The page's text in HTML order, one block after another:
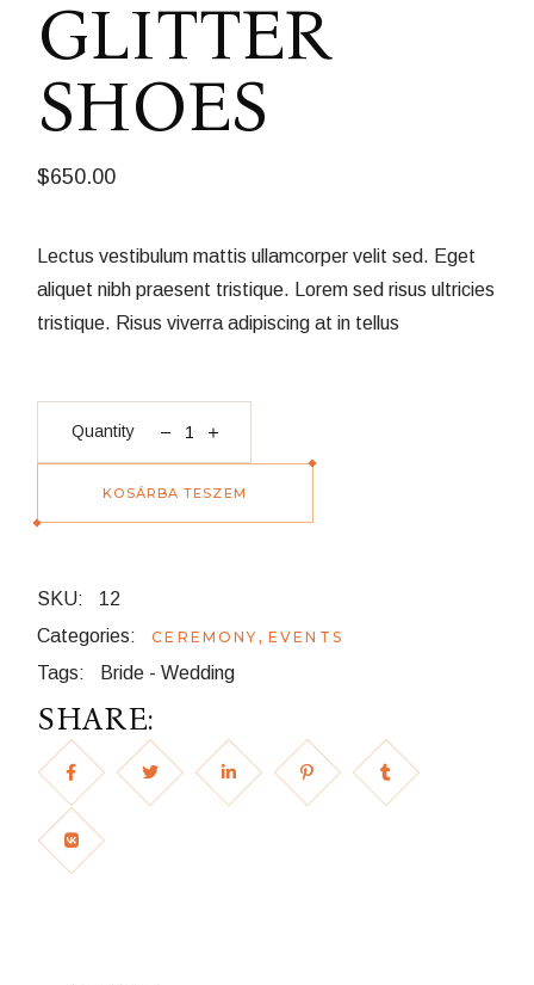
GLITTER
SHOES
$650.00
Lectus vestibulum mattis ullamcorper velit sed. Eget
aliquet nibh praesent tristique. Lorem sed risus ultricies
tristique. Risus viverra adipiscing at in tellus
Quantity
Glitter Shoes quantity
KOSÁRBA TESZEM
SKU:
12
Categories:
CEREMONY ,EVENTS
Tags: Bride -Wedding
SHARE: